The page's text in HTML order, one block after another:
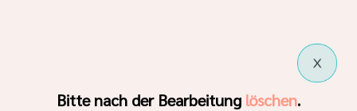
Bitte nach der Bearbeitung löschen.